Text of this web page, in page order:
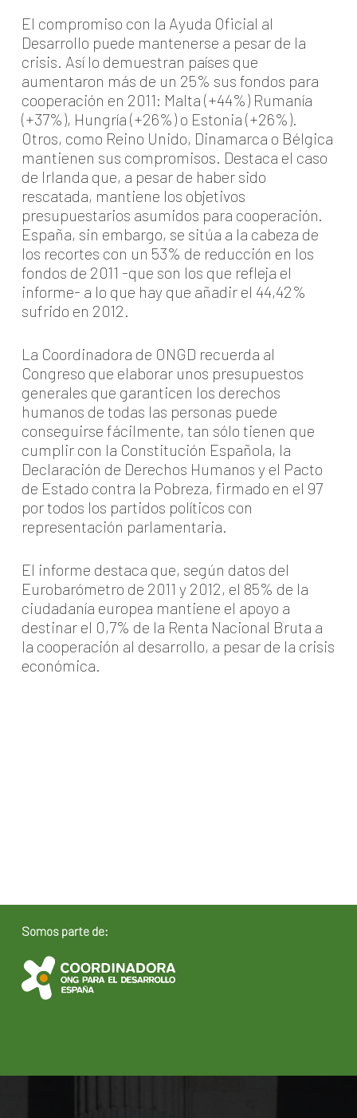
El compromiso con la Ayuda Oficial al
Desarrollo puede mantenerse a pesar de la
crisis. Así lo demuestran países que
aumentaron más de un 25% sus fondos para
cooperación en 2011: Malta (+44%) Rumanía
(+37%), Hungría (+26%) o Estonia (+26%).
Otros, como Reino Unido, Dinamarca o Bélgica
mantienen sus compromisos. Destaca el caso
de Irlanda que, a pesar de haber sido
rescatada, mantiene los objetivos
presupuestarios asumidos para cooperación.
España, sin embargo, se sitúa a la cabeza de
los recortes con un 53% de reducción en los
fondos de 2011 -que son los que refleja el
informe- a lo que hay que añadir el 44,42%
sufrido en 2012.
La Coordinadora de ONGD recuerda al
Congreso que elaborar unos presupuestos
generales que garanticen los derechos
humanos de todas las personas puede
conseguirse fácilmente, tan sólo tienen que
cumplir con la Constitución Española, la
Declaración de Derechos Humanos y el Pacto
de Estado contra la Pobreza, firmado en el 97
por todos los partidos políticos con
representación parlamentaria.
El informe destaca que, según datos del
Eurobarómetro de 2011 y 2012, el 85% de la
ciudadanía europea mantiene el apoyo a
destinar el 0,7% de la Renta Nacional Bruta a
la cooperación al desarrollo, a pesar de la crisis
económica.
Somos parte de: